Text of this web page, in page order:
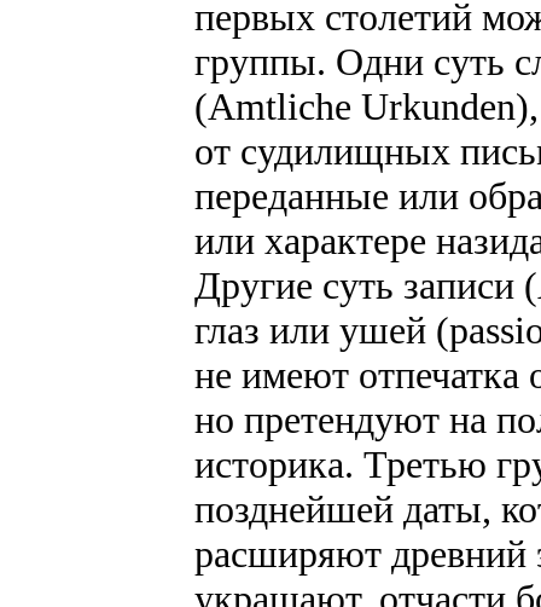
первых столетий
группы. Одни суть
(Amtliche
от судилищных
переданные или
или характере
Другие суть записи
глаз или ушей
не имеют отпечатка
но претендуют на
историка. Третью
позднейшей даты,
расширяют древний